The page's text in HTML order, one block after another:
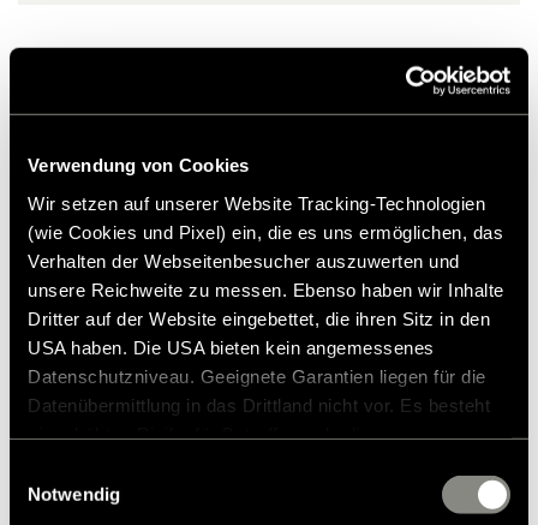
Verwendung von Cookies
Wir setzen auf unserer Website Tracking-Technologien
(wie Cookies und Pixel) ein, die es uns ermöglichen, das
Verhalten der Webseitenbesucher auszuwerten und
unsere Reichweite zu messen. Ebenso haben wir Inhalte
Dritter auf der Website eingebettet, die ihren Sitz in den
USA haben. Die USA bieten kein angemessenes
Datenschutzniveau. Geeignete Garantien liegen für die
Datenübermittlung in das Drittland nicht vor. Es besteht
zustehen. Eingesetzte Dienstleister können Daten für
Notwendig